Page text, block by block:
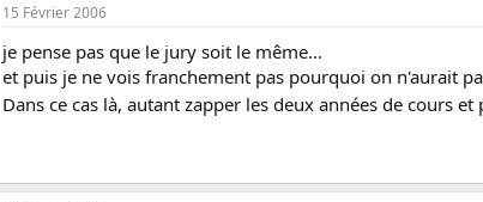
15 Février 2006
je pense pas que le jury soit le même...
et puis je ne vois franchement pas pourquoi on n'aurait
Dans ce cas là, autant zapper les deux années de cours